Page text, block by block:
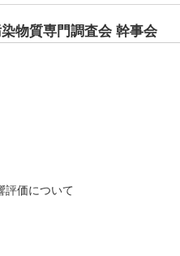
物質専門調査会 幹事会
評価について